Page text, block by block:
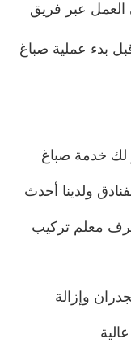
العمل عبر فريق
بدء عملية صباغ
لك خدمة صباغ
ولدينا أحدث
معلم تركيب
وإزالة